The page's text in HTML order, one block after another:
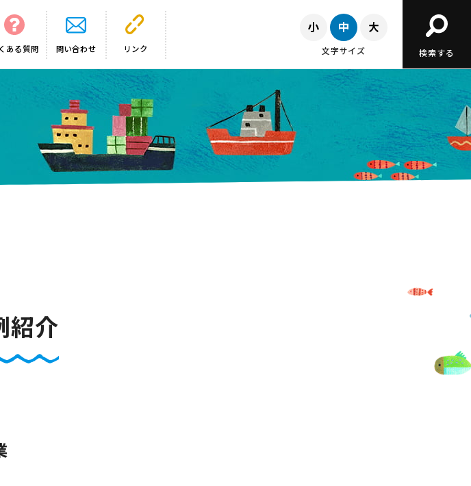
ある質問 問い合わせ リンク 文字サイズ 検索する
紹介